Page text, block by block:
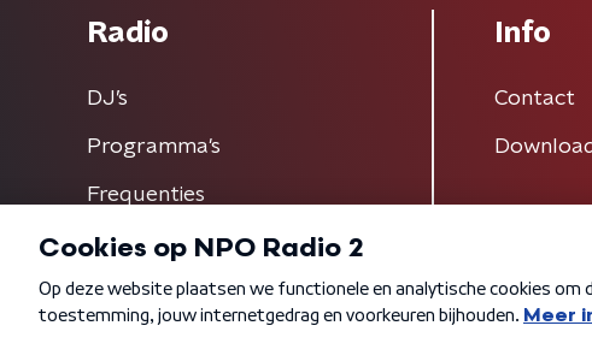
Radio
DJ’s
Programma's
Frequenties
Info
Contact
Algemene voorwaarden Privacybeleid